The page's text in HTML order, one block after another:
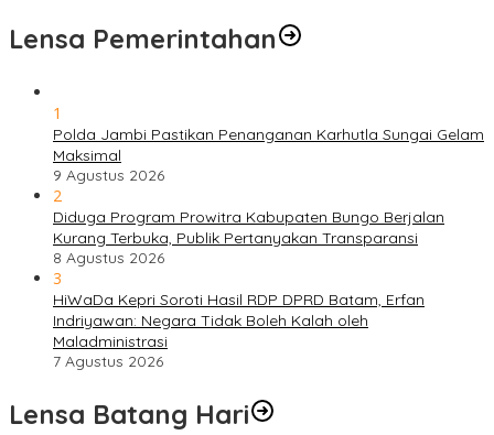
Lensa Pemerintahan
1
Polda Jambi Pastikan Penanganan Karhutla Sungai Gelam
Maksimal
9 Agustus 2026
2
Diduga Program Prowitra Kabupaten Bungo Berjalan
Kurang Terbuka, Publik Pertanyakan Transparansi
8 Agustus 2026
3
HiWaDa Kepri Soroti Hasil RDP DPRD Batam, Erfan
Indriyawan: Negara Tidak Boleh Kalah oleh
Maladministrasi
7 Agustus 2026
Lensa Batang Hari